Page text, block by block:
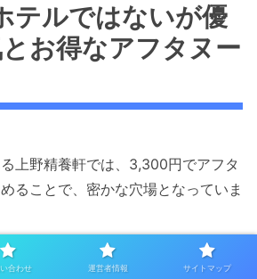
テルではないが優
お得なアフタヌー
上野精養軒では、3,300円でアフタ
ることで、密かな穴場となっていま
合わせ 運営者情報 サイトマップ